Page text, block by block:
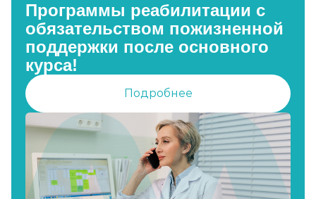
Программы реабилитации с
обязательством пожизненной
поддержки после основного
курса!
Подробнее